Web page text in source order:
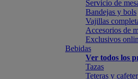
Servicio de
Bandejas y bols
Vajillas
Accesorios de
Exclusivos
Bebidas
Ver todos los
Tazas
Teteras y